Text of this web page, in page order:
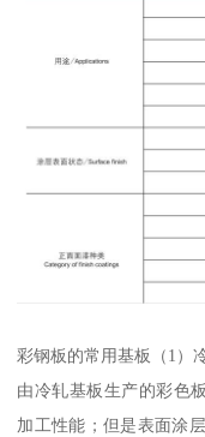
彩钢板的常用基板（1）
由冷轧基板生产的彩色
加工性能；但是表面涂